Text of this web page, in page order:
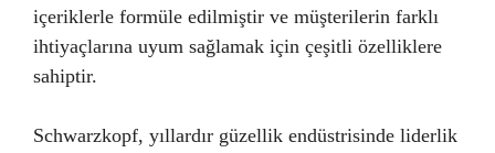
içeriklerle formüle edilmiştir ve müşterilerin farklı
ihtiyaçlarına uyum sağlamak için çeşitli özelliklere
sahiptir.
Schwarzkopf, yıllardır güzellik endüstrisinde liderlik